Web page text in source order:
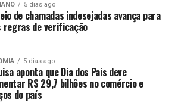
5 dias ago
de chamadas indesejadas avança para
regras de verificação
5 dias ago
aponta que Dia dos Pais deve
R$ 29,7 bilhões no comércio e
do país